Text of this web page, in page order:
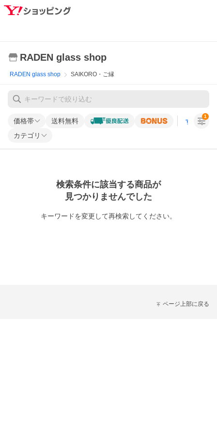
RADEN glass shop
RADEN glass shop SAIKORO・ご縁
価格帯 送料無料 すべての条
カテゴリ
1
検索条件に該当する商品が
見つかりませんでした
キーワードを変更して再検索してください。
ページ上部に戻る